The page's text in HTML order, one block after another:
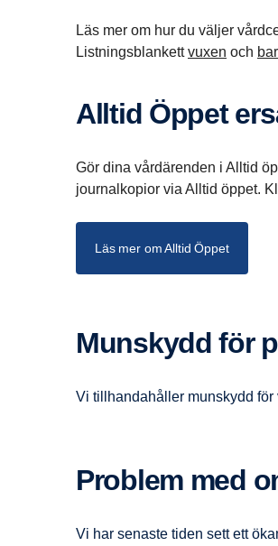
Läs mer om hur du väljer
Listningsblankettvuxen och
Alltid Öppet
Gör dina vårdärenden i Alltid
journalkopior via Alltid öppet.
Läs mer om Alltid Öppet
Munskydd för
Vi tillhandahåller munskydd
Problem med
Vi har senaste tiden sett ett